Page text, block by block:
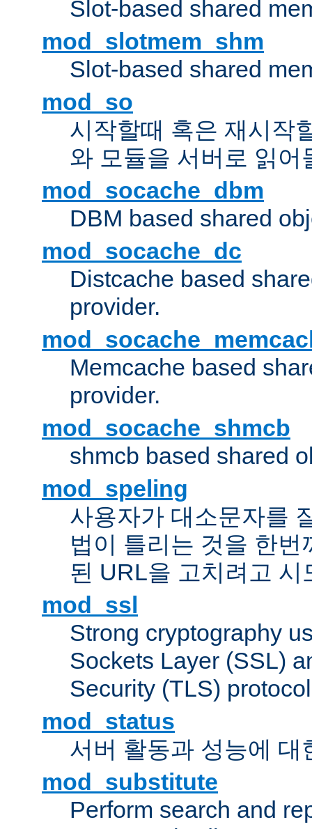
Slot-based shared
mod_slotmem_shm
Slot-based shared
mod_so
시작할때 혹은 재시작
와 모듈을 서버로 읽어
mod_socache_dbm
DBM based shared
mod_socache_dc
Distcache based
provider.
Memcache based
provider.
mod_socache_shmcb
shmcb based shared
mod_speling
사용자가 대소문자를
법이 틀리는 것을 한
된 URL을 고치려고 시
mod_ssl
Strong cryptography
Sockets Layer (SSL)
Security (TLS)
mod_status
서버 활동과 성능에 대
mod_substitute
Perform search and